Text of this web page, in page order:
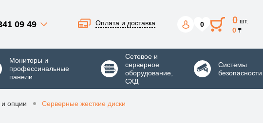
09 49 Оплата и доставка 0 0 шт.
0 ₸
Мониторы и
профессинальные
панели
Сетевое и
серверное
оборудование,
СХД
Системы
безопасности
опции Серверные жесткие диски